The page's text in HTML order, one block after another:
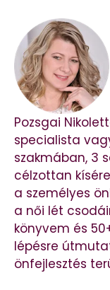
Pozsgai
specialista
szakmában, 3
célzottan
a személyes
a női lét
könyvem és
lépésre
önfejlesztés